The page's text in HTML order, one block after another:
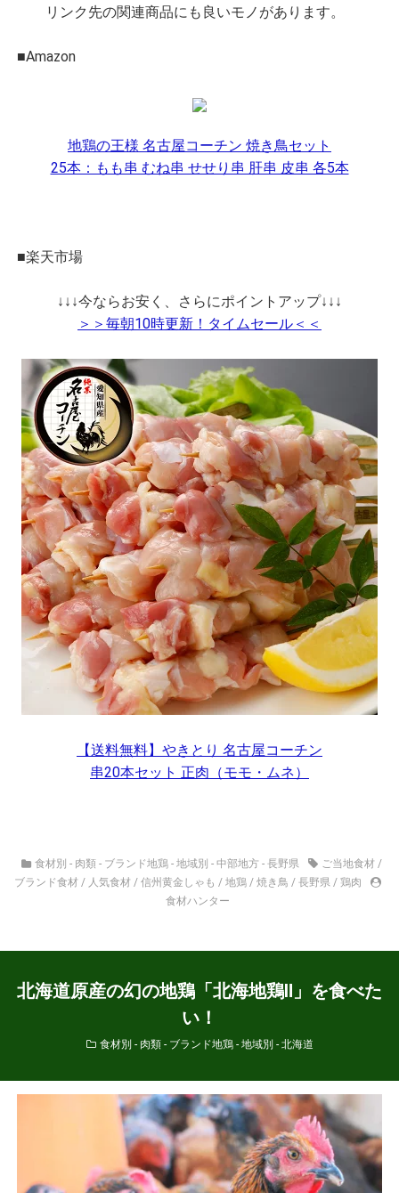
リンク先の関連商品にも良いモノがあります。
■Amazon
地鶏の王様 名古屋コーチン 焼き鳥セット
25本：もも串 むね串 せせり串 肝串 皮串 各5本
■楽天市場
↓↓↓今ならお安く、さらにポイントアップ↓↓↓
＞＞毎朝10時更新！タイムセール＜＜
【送料無料】やきとり 名古屋コーチン
串20本セット 正肉（モモ・ムネ）
食材別 - 肉類 - ブランド地鶏 - 地域別 - 中部地方 - 長野県 ご当地食材 /
ブランド食材 / 人気食材 / 信州黄金しゃも / 地鶏 / 焼き鳥 / 長野県 / 鶏肉
食材ハンター
北海道原産の幻の地鶏「北海地鶏Ⅱ」を食べた
い！
食材別 - 肉類 - ブランド地鶏- 地域別 - 北海道